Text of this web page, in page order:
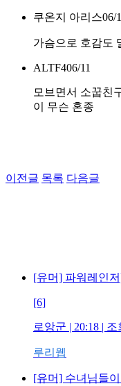
쿠온지 아리스06/
가슴으로 호감도
ALTF406/11
모브면서 소꿉친
이 무슨 혼종
이전글 목록 다음글
[유머] 파워레인
[6]
로앙군 | 20:18 | 조
루리웹
[유머] 수녀님들